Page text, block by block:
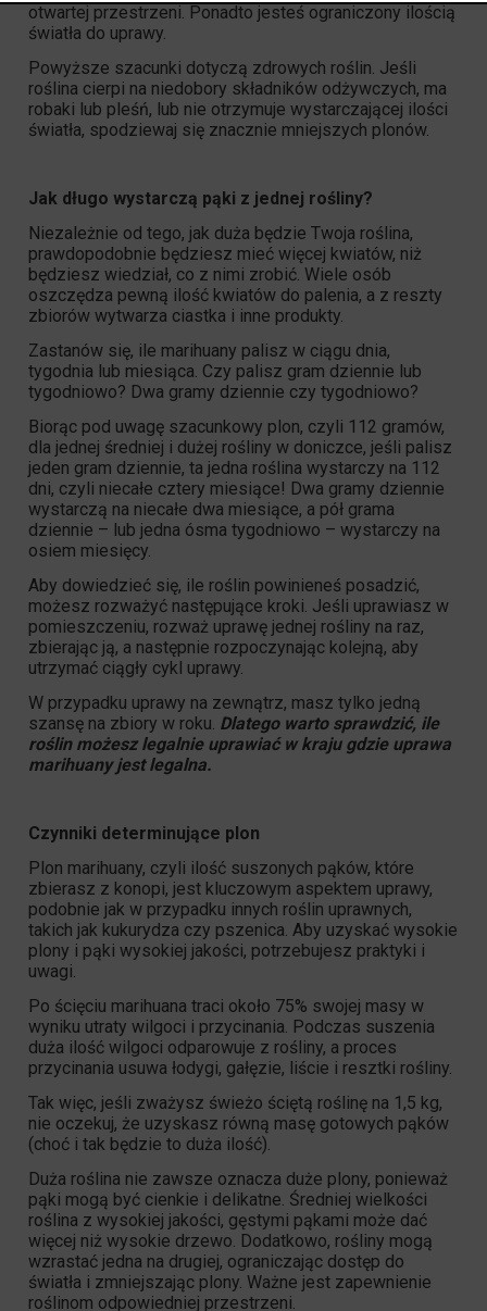
otwartej przestrzeni. Ponadto jesteś ograniczony ilością
światła do uprawy.
Powyższe szacunki dotyczą zdrowych roślin. Jeśli
roślina cierpi na niedobory składników odżywczych, ma
robaki lub pleśń, lub nie otrzymuje wystarczającej ilości
światła, spodziewaj się znacznie mniejszych plonów.
Jak długo wystarczą pąki z jednej rośliny?
Niezależnie od tego, jak duża będzie Twoja roślina,
prawdopodobnie będziesz mieć więcej kwiatów, niż
będziesz wiedział, co z nimi zrobić. Wiele osób
oszczędza pewną ilość kwiatów do palenia, a z reszty
zbiorów wytwarza ciastka i inne produkty.
Zastanów się, ile marihuany palisz w ciągu dnia,
tygodnia lub miesiąca. Czy palisz gram dziennie lub
tygodniowo? Dwa gramy dziennie czy tygodniowo?
Biorąc pod uwagę szacunkowy plon, czyli 112 gramów,
dla jednej średniej i dużej rośliny w doniczce, jeśli palisz
jeden gram dziennie, ta jedna roślina wystarczy na 112
dni, czyli niecałe cztery miesiące! Dwa gramy dziennie
wystarczą na niecałe dwa miesiące, a pół grama
dziennie – lub jedna ósma tygodniowo – wystarczy na
osiem miesięcy.
Aby dowiedzieć się, ile roślin powinieneś posadzić,
możesz rozważyć następujące kroki. Jeśli uprawiasz w
pomieszczeniu, rozważ uprawę jednej rośliny na raz,
zbierając ją, a następnie rozpoczynając kolejną, aby
utrzymać ciągły cykl uprawy.
W przypadku uprawy na zewnątrz, masz tylko jedną
szansę na zbiory w roku. Dlatego warto sprawdzić, ile
roślin możesz legalnie uprawiać w kraju gdzie uprawa
marihuany jest legalna.
Czynniki determinujące plon
Plon marihuany, czyli ilość suszonych pąków, które
zbierasz z konopi, jest kluczowym aspektem uprawy,
podobnie jak w przypadku innych roślin uprawnych,
takich jak kukurydza czy pszenica. Aby uzyskać wysokie
plony i pąki wysokiej jakości, potrzebujesz praktyki i
uwagi.
Po ścięciu marihuana traci około 75% swojej masy w
wyniku utraty wilgoci i przycinania. Podczas suszenia
duża ilość wilgoci odparowuje z rośliny, a proces
przycinania usuwa łodygi, gałęzie, liście i resztki rośliny.
Tak więc, jeśli zważysz świeżo ściętą roślinę na 1,5 kg,
nie oczekuj, że uzyskasz równą masę gotowych pąków
(choć i tak będzie to duża ilość).
Duża roślina nie zawsze oznacza duże plony, ponieważ
pąki mogą być cienkie i delikatne. Średniej wielkości
roślina z wysokiej jakości, gęstymi pąkami może dać
więcej niż wysokie drzewo. Dodatkowo, rośliny mogą
wzrastać jedna na drugiej, ograniczając dostęp do
światła i zmniejszając plony. Ważne jest zapewnienie
roślinom odpowiedniej przestrzeni.